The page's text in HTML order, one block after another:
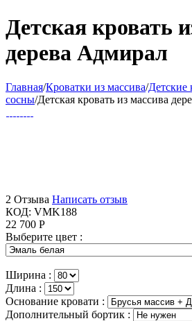
Детская кровать
дерева Адмирал
Главная/Кроватки из массива/Детские
сосны/Детская кровать из массива
2 Отзыва Написать отзыв
КОД: VMK188
22 700 Р
Выберите цвет :
Ширина :
Длина :
Основание кровати :
Дополнительный бортик :